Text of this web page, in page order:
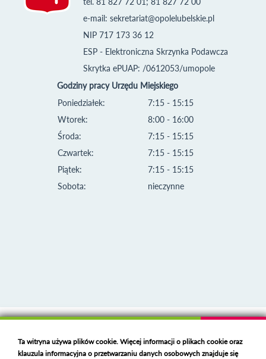
e-mail: sekretariat@opolelubelskie.pl
NIP 717 173 36 12
ESP - Elektroniczna Skrzynka Podawcza
Skrytka ePUAP: /0612053/umopole
Godziny pracy Urzędu Miejskiego
Poniedziałek:
Wtorek:
Środa:
Czwartek:
Piątek:
Sobota:
7:15 - 15:15
8:00 - 16:00
7:15 - 15:15
7:15 - 15:15
7:15 - 15:15
nieczynne
Deklaracja dostępności
Ta witryna używa plików cookie. Więcej informacji o plikach cookie oraz
klauzula informacyjna o przetwarzaniu danych osobowych znajduje się